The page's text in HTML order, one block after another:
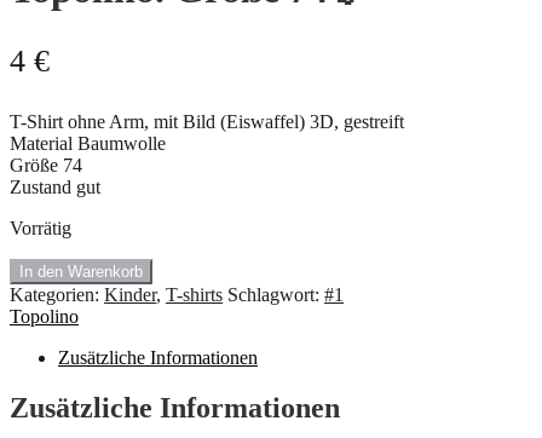
4 €
T-Shirt ohne Arm, mit Bild (Eiswaffel) 3D, gestreift
Material Baumwolle
Größe 74
Zustand gut
Vorrätig
#1.4480
T-
Shirt
ärmellos
Größe
74
In den Warenkorb
Kategorien: Kinder, T-shirts Schlagwort: #1
Topolino
Zusätzliche Informationen
Zusätzliche Informationen